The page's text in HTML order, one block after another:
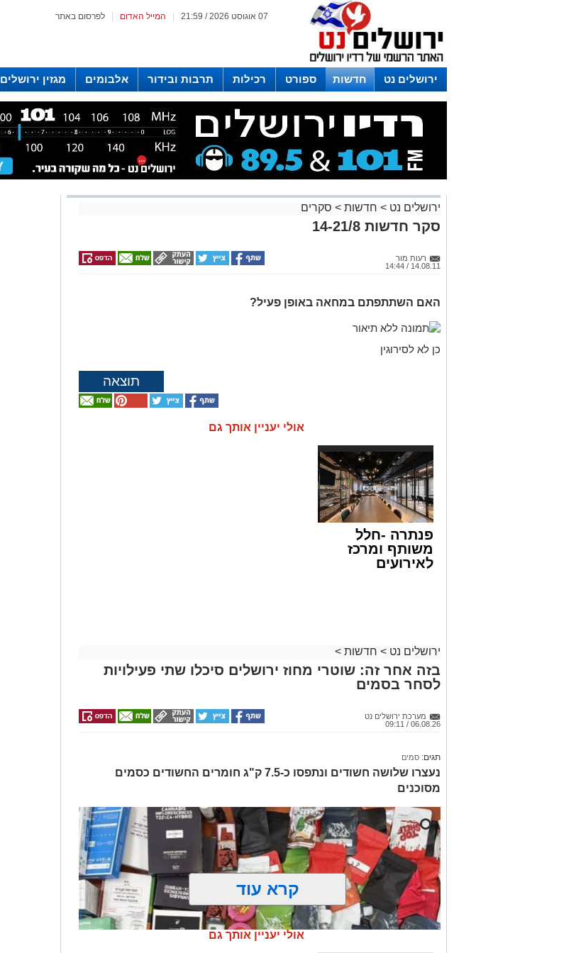
לפרסום באתר המייל האדום 07 אוגוסט 2026 / 21:59
ירושלים נט חדשות ספורט רכילות תרבות ובידור אלבומים מגזין ירושלים
לפרסום ברדיו צרו קשר
לוח שדורים רדיו ירושלים
ירושלים נט > חדשות > סקרים
סקר חדשות 14-21/8
רעות מור
14.08.11 / 14:44
האם השתתפתם במחאה באופן פעיל?
כן לא לסירוגין
תוצאה
אולי יעניין אותך גם
פנתרה -חלל
משותף ומרכז
לאירועים
ירושלים נט > חדשות >
בזה אחר זה: שוטרי מחוז ירושלים סיכלו שתי פעילויות
לסחר בסמים
מערכת ירושלים נט
06.08.26 / 09:11
תגים: סמים
נעצרו שלושה חשודים ונתפסו כ-7.5 ק"ג חומרים החשודים כסמים
מסוכנים
קרא עוד
אולי יעניין אותך גם